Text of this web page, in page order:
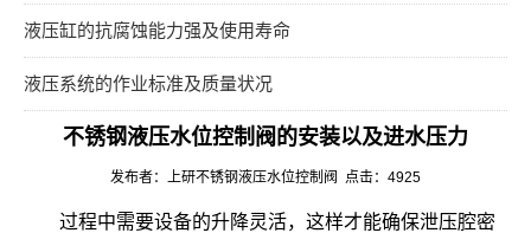
液压缸的抗腐蚀能力强及使用寿命
液压系统的作业标准及质量状况
不锈钢液压水位控制阀的安装以及进水压力
发布者：上研不锈钢液压水位控制阀 点击：4925
过程中需要设备的升降灵活，这样才能确保泄压腔密